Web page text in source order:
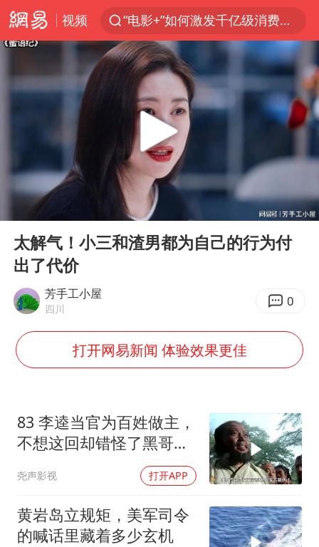
视频
“电影+”如何激发千亿级消费新活力？
全球首个长时储能一体化产业园量产
台风白海豚已进入24小时警戒线
秋天的第一杯奶茶怎么选
上海：台风白海豚或将带来龙卷风
四川宜宾高县4.9级地震致1死
中巨芯：上半年归母净利润1405.77万元
38岁演员求职万岁山NPC成功
国乒男单横滨冠军赛全军覆没
美股存储板块集体大跌
名创优品回应女子吐槽内裤质量差
日本试射“战斧”导弹，国防部回应
夯实基础开新局
Play
00:00 03:48
太解气！小三和渣男都为自己的行为付
出了代价
芳手工小屋
四川 0
打开网易新闻 体验效果更佳
83 李逵当官为百姓做主，
不想这回却错怪了黑哥要
尧声影视 打开APP
黄岩岛立规矩，美军司令
的喊话里藏着多少玄机